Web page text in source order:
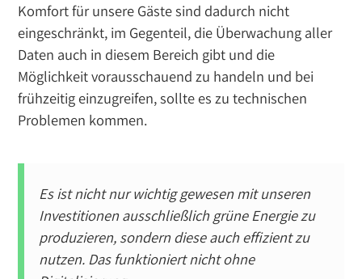
Komfort für unsere Gäste sind dadurch nicht
eingeschränkt, im Gegenteil, die Überwachung aller
Daten auch in diesem Bereich gibt und die
Möglichkeit vorausschauend zu handeln und bei
frühzeitig einzugreifen, sollte es zu technischen
Problemen kommen.
Es ist nicht nur wichtig gewesen mit unseren
Investitionen ausschließlich grüne Energie zu
produzieren, sondern diese auch effizient zu
nutzen. Das funktioniert nicht ohne